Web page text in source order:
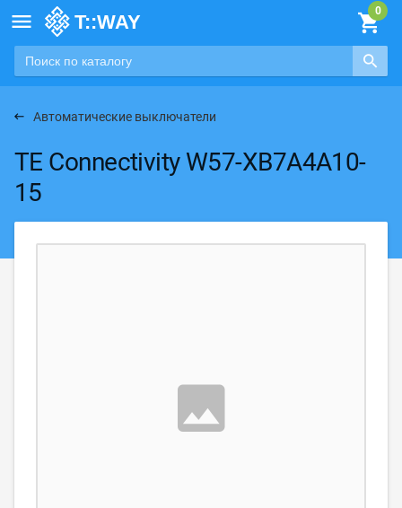

Автоматические выключатели
TE Connectivity W57-XB7A4A10-
15